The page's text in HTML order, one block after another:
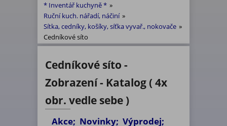
* Inventář kuchyně * »
Ruční kuch. nářadí, náčiní »
Sítka, cedníky, košíky, síťka vyvař., nokovače »
Cedníkové síto
Cedníkové síto -
Zobrazení - Katalog ( 4x
obr. vedle sebe )
Akce; Novinky; Výprodej;